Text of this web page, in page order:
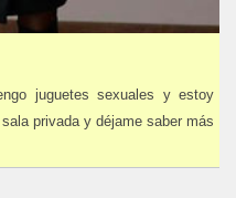
juguetes sexuales y estoy
privada y déjame saber más